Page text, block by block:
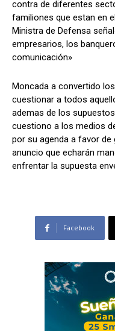
contra de diferentes
familiones que estan en
Ministra de Defensa
empresarios, los
comunicación»
Moncada a convertido
cuestionar a todos
ademas de los
cuestiono a los medios
por su agenda a favor
anuncio que echarán
enfrentar la supuesta
Facebook